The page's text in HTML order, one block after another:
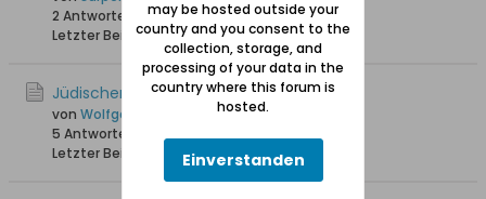
2 Antworten
13.387 Hits0 Likes
Letzter Beitrag 11.07.2017, 11:32
Jüdischer Friedhof auf dem Stolzenberg
von Wolfgang
5 Antworten
Letzter Beitrag
06.10.2014, 11:09
may be hosted outside your
country and you consent to the
collection, storage, and
processing of your data in the
country where this forum is
hosted.
Einverstanden